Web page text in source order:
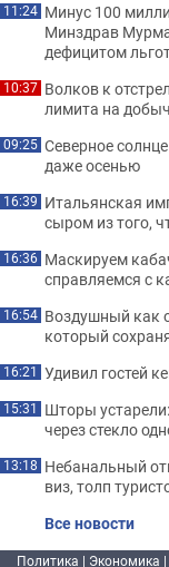
11:24 Минус 100
Минздрав
дефицитом
10:37 Волков к
лимита на
09:25 Северное
даже осенью
16:39 Итальянская
сыром из того,
16:36 Маскируем
справляемся с
16:54 Воздушный как
который
16:21 Удивил гостей
15:31 Шторы
через стекло
13:18 Небанальный
виз, толп
Все новости
Политика | Экономика |